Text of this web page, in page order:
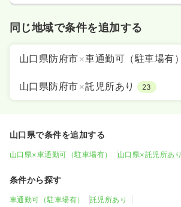
同じ地域で条件を追加する
山口県防府市×車通勤可（駐車場有）
山口県防府市×託児所あり 23
山口県で条件を追加する
山口県×車通勤可（駐車場有） 山口県×託児所あり
条件から探す
車通勤可（駐車場有） 託児所あり